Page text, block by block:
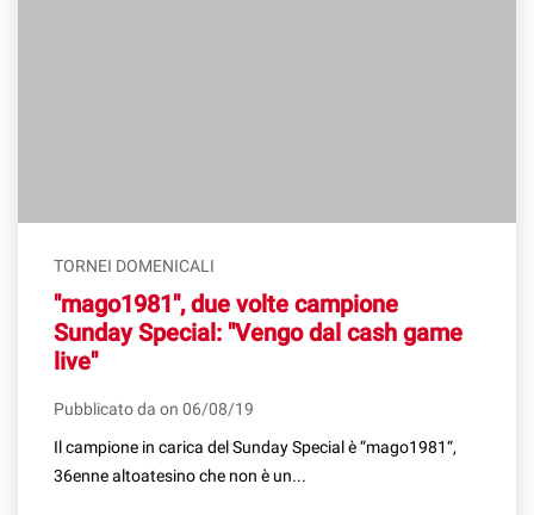
TORNEI DOMENICALI
"mago1981", due volte campione
Sunday Special: "Vengo dal cash game
live"
Pubblicato da on 06/08/19
Il campione in carica del Sunday Special è “mago1981“,
36enne altoatesino che non è un...